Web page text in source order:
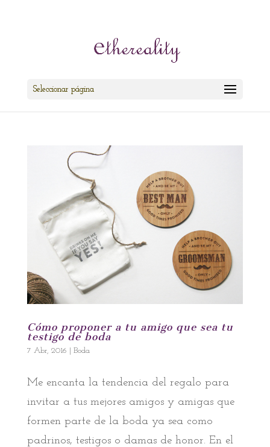
Seleccionar página
Cómo proponer a tu amigo que sea tu
testigo de boda
7 Abr, 2016 Boda
Me encanta la tendencia del regalo para
invitar a tus mejores amigos y amigas que
formen parte de la boda ya sea como
padrinos, testigos o damas de honor. En el